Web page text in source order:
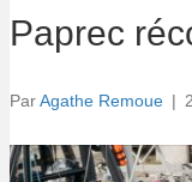
Paprec
ParAgathe Remoue |